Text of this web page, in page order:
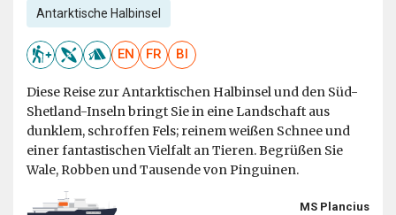
Antarktische Halbinsel
EN FR BI
Diese Reise zur Antarktischen Halbinsel und den Süd-
Shetland-Inseln bringt Sie in eine Landschaft aus
dunklem, schroffen Fels; reinem weißen Schnee und
einer fantastischen Vielfalt an Tieren. Begrüßen Sie
Wale, Robben und Tausende von Pinguinen.
MS Plancius